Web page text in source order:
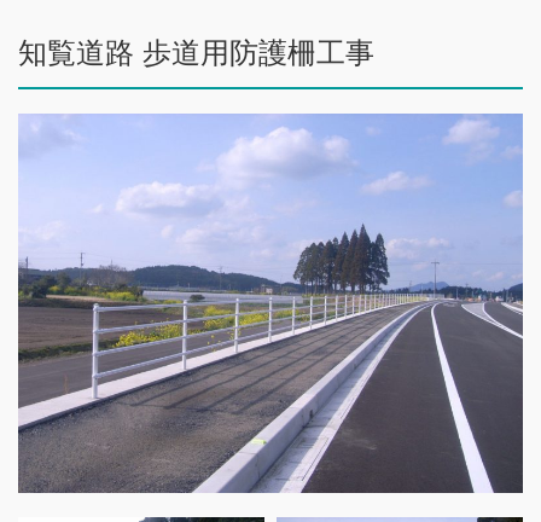
知覧道路 歩道用防護柵工事